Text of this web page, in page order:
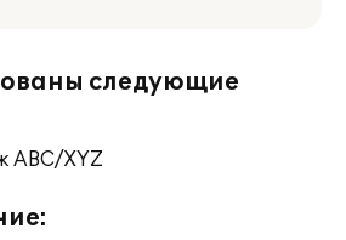
следующие
ABC/XYZ